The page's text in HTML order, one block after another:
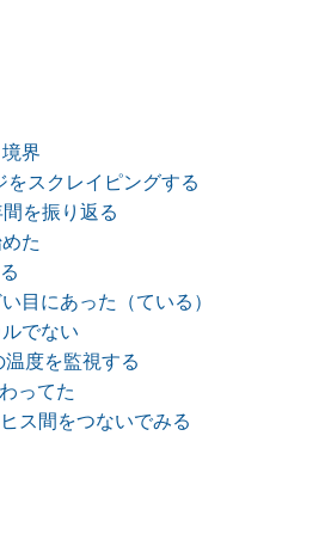
界
スクレイピングする
を振り返る
た
目にあった（ている）
でない
度を監視する
ってた
ス間をつないでみる